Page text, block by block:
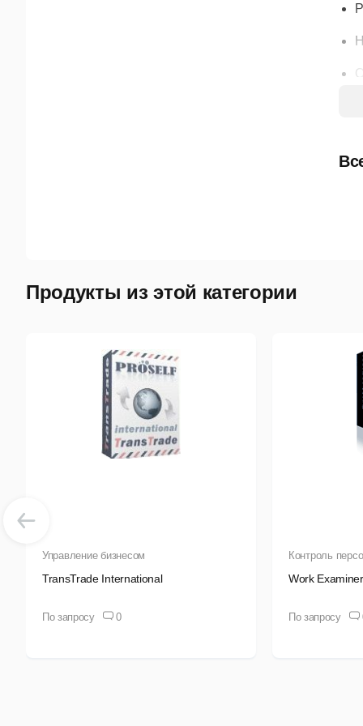
Продукты из этой категории
Управление бизнесом
TransTrade International
По запросу 0
Контроль
Work
По запросу